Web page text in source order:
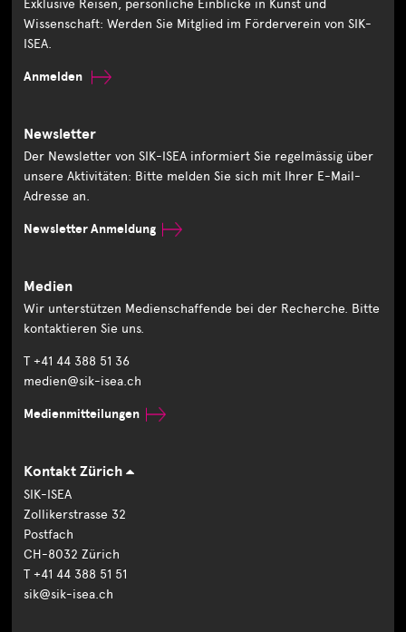
Exklusive Reisen, persönliche Einblicke in Kunst und
Wissenschaft: Werden Sie Mitglied im Förderverein von SIK-
ISEA.
Anmelden
Newsletter
Der Newsletter von SIK-ISEA informiert Sie regelmässig über
unsere Aktivitäten: Bitte melden Sie sich mit Ihrer E-Mail-
Adresse an.
Newsletter Anmeldung
Medien
Wir unterstützen Medienschaffende bei der Recherche. Bitte
kontaktieren Sie uns.
T +41 44 388 51 36
medien@sik-isea.ch
Medienmitteilungen
Kontakt Zürich
SIK-ISEA
Zollikerstrasse 32
Postfach
CH-8032 Zürich
T +41 44 388 51 51
sik@sik-isea.ch